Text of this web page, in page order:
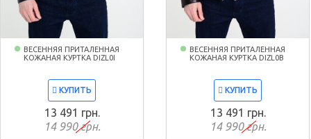
ВЕСЕННЯЯ ПРИТАЛЕННАЯ
КОЖАНАЯ КУРТКА DIZL0I
КУПИТЬ
13 491 грн.
14 990 грн.
ВЕСЕННЯЯ ПРИТАЛЕННАЯ
КОЖАНАЯ КУРТКА DIZL0B
КУПИТЬ
13 491 грн.
14 990 грн.